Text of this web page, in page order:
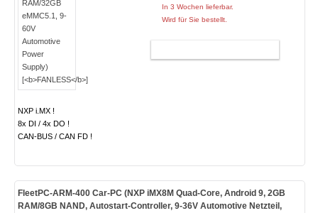
NXP i.MX !
8x DI / 4x DO !
CAN-BUS / CAN FD !
In 3 Wochen lieferbar.
Wird für Sie bestellt.
FleetPC-ARM-400 Car-PC (NXP iMX8M Quad-Core, Android 9, 2GB
RAM/8GB NAND, Autostart-Controller, 9-36V Automotive Netzteil,